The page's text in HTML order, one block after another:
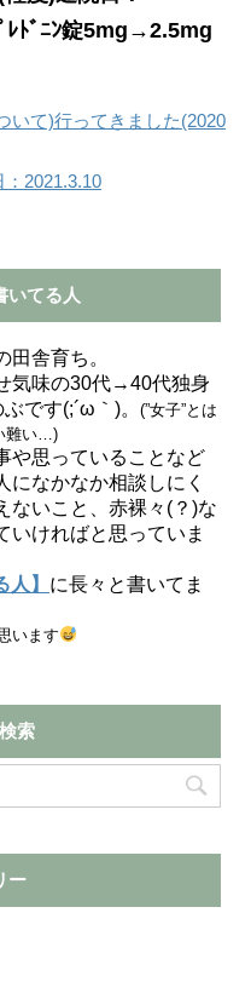
ﾚﾄﾞﾆﾝ錠5mg→2.5mg
いて)行ってきました(2020
2021.3.10
いてる人
田舎育ち。
気味の30代→40代独身
です(;´ω｀)。(”女子”とは
難い…)
や思っていることなど
になかなか相談しにく
ないこと、赤裸々(？)な
いければと思っていま
】 に長々と書いてま
います
索
ー